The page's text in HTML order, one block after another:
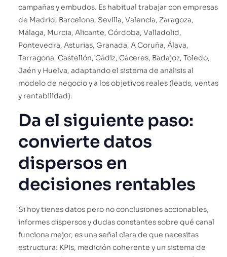
campañas y embudos. Es habitual trabajar con empresas
de Madrid, Barcelona, Sevilla, Valencia, Zaragoza,
Málaga, Murcia, Alicante, Córdoba, Valladolid,
Pontevedra, Asturias, Granada, A Coruña, Álava,
Tarragona, Castellón, Cádiz, Cáceres, Badajoz, Toledo,
Jaén y Huelva, adaptando el sistema de análisis al
modelo de negocio y a los objetivos reales (leads, ventas
y rentabilidad).
Da el siguiente paso:
convierte datos
dispersos en
decisiones rentables
Si hoy tienes datos pero no conclusiones accionables,
informes dispersos y dudas constantes sobre qué canal
funciona mejor, es una señal clara de que necesitas
estructura: KPIs, medición coherente y un sistema de